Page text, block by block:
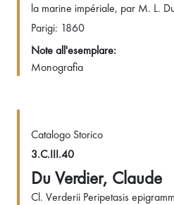
la marine impériale, par M. L.
Parigi: 1860
Note all'esemplare:
Monografia
Catalogo Storico
3.C.III.40
Du Verdier, Claude
Cl. Verderii Peripetasis